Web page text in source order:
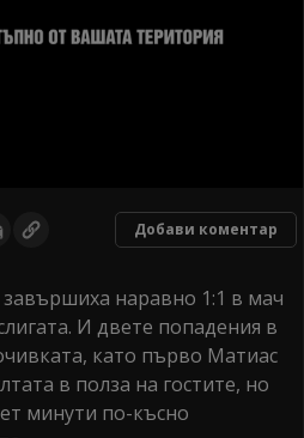
Добави коментар
завършиха наравно 1:1 в мач
И двете попадения в
като първо Матиас
в полза на гостите, но
минути по-късно